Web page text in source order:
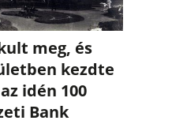
meg, és
kezdte
idén 100
Bank